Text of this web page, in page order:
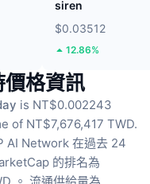
siren
$0.03512
12.86%
格資訊
is NT$0.002243
of NT$7,676,417 TWD.
AI Network 在過去 24
的排名為